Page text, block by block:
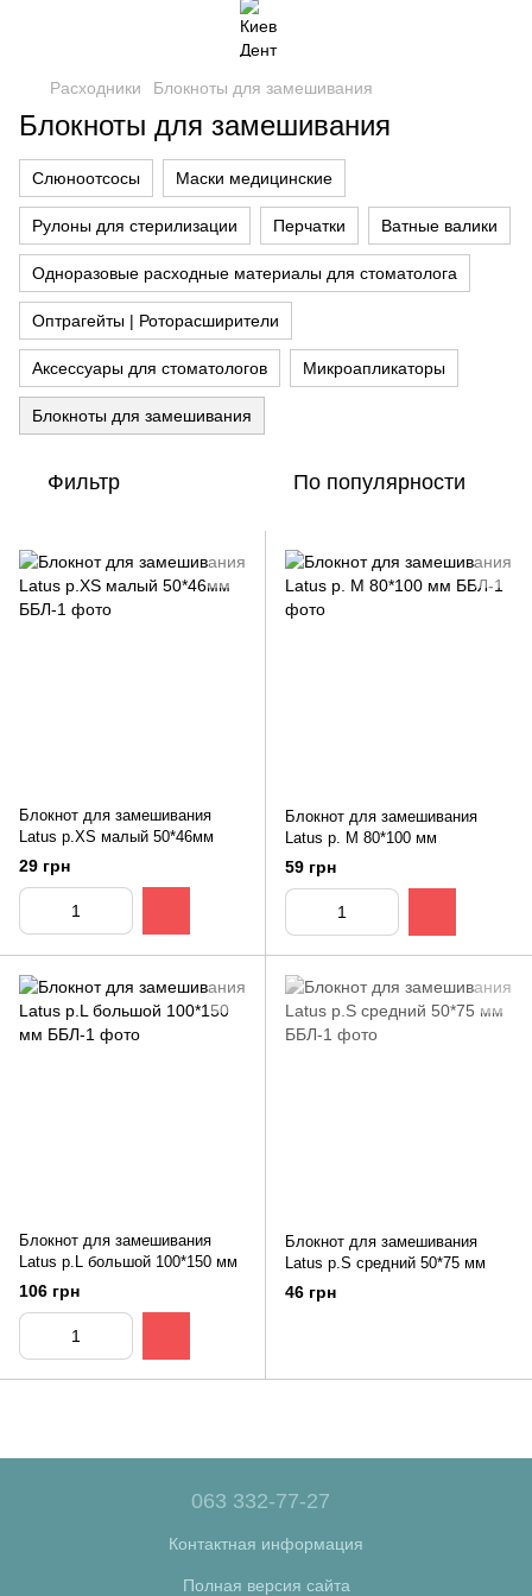
Расходники Блокноты для замешивания
Блокноты для замешивания
Слюноотсосы Маски медицинские
Рулоны для стерилизации Перчатки Ватные валики
Одноразовые расходные материалы для стоматолога
Оптрагейты | Роторасширители
Аксессуары для стоматологов Микроапликаторы
Блокноты для замешивания
Фильтр По популярности
Блокнот для замешивания
Latus р.XS малый 50*46мм
29 грн
Блокнот для замешивания
Latus р. M 80*100 мм
59 грн
Блокнот для замешивания
Latus р.L большой 100*150 мм
106 грн
Блокнот для замешивания
Latus р.S средний 50*75 мм
46 грн
063 332-77-27
Контактная информация
Полная версия сайта